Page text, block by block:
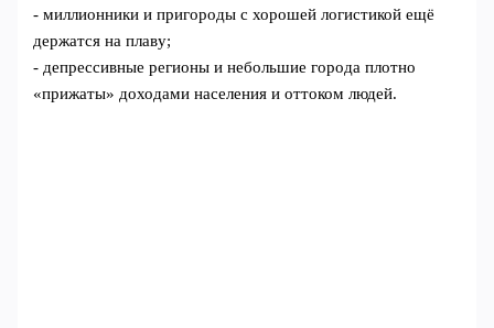
- миллионники и пригороды с хорошей логистикой ещё
держатся на плаву;
- депрессивные регионы и небольшие города плотно
«прижаты» доходами населения и оттоком людей.